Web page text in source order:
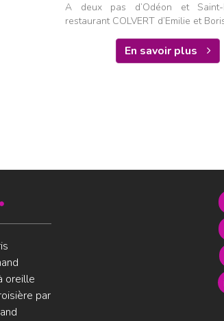
A deux pas d’Odéon et Saint-
restaurant COLVERT d’Emilie et
En savoir plus
oreille
par